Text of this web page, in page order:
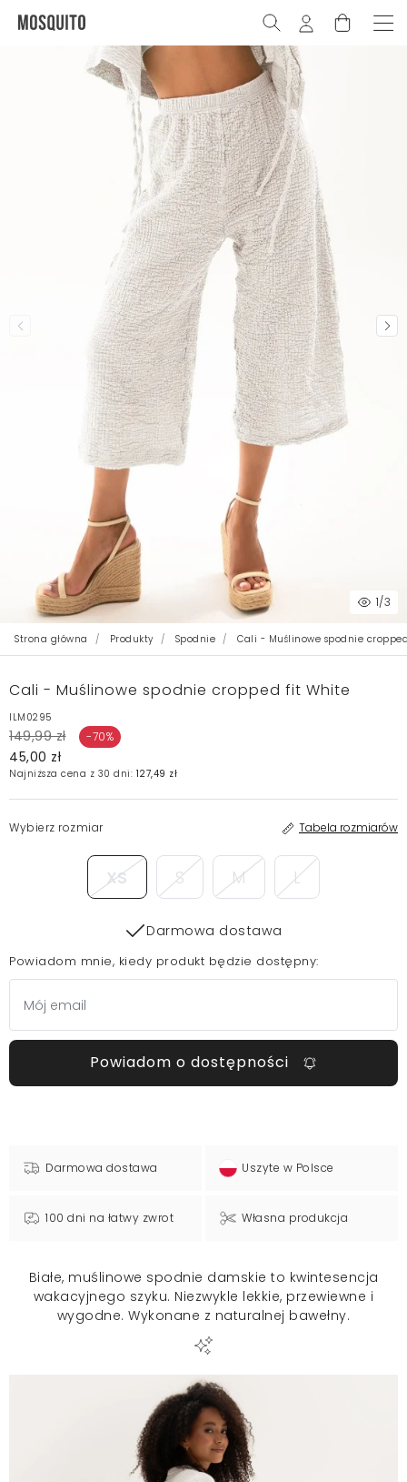
1/3
Strona główna Produkty Spodnie Cali - Muślinowe spodnie
Cali - Muślinowe spodnie cropped fit White
ILM0295
149,99 zł -70%
45,00 zł
Najniższa cena z 30 dni: 127,49 zł
Wybierz rozmiar Tabela rozmiarów
XS S M L
Darmowa dostawa
Powiadom mnie, kiedy produkt będzie dostępny:
Powiadom o dostępności
Darmowa dostawa Uszyte w Polsce
100 dni na łatwy zwrot Własna produkcja
Białe, muślinowe spodnie damskie to kwintesencja
wakacyjnego szyku. Niezwykle lekkie, przewiewne i
wygodne. Wykonane z naturalnej bawełny.